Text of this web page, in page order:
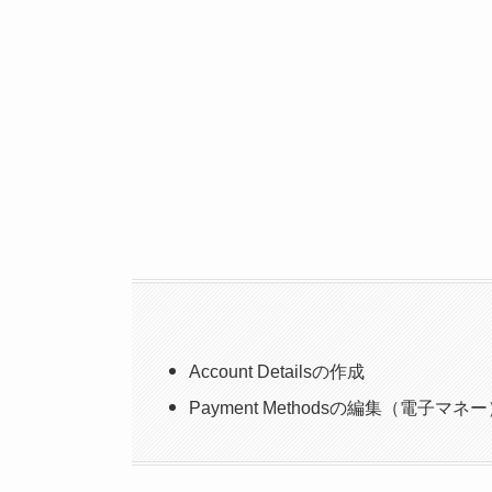
Account Detailsの作成
Payment Methodsの編集（電子マネー